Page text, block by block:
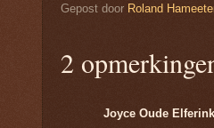
Gepost door Roland
2
Joyce Oude Elferink